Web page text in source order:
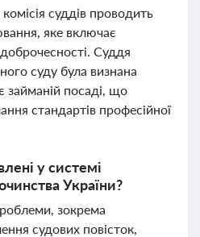
суддів проводить
яке включає
Суддя
суду була визнана
займаній посаді, що
стандартів професійної
у системі
України?
зокрема
судових повісток,